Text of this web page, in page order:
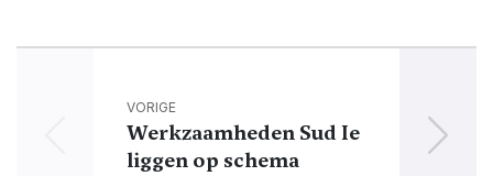
VORIGE
Werkzaamheden Sud Ie
liggen op schema